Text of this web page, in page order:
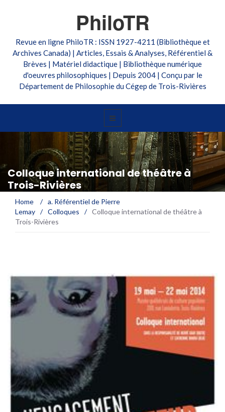
PhiloTR
Revue en ligne PhiloTR : ISSN 1927-4211 (Bibliothèque et
Archives Canada) | Articles, Essais & Analyses, Référentiel &
Brèves | Matériel didactique | Bibliothèque numérique
d'oeuvres philosophiques | Depuis 2004 | Conçu par le
Département de Philosophie du Cégep de Trois-Rivières
Colloque international de théâtre à
Trois-Rivières
Home / a. Référentiel de Pierre
Lemay / Colloques / Colloque international de théâtre à
Trois-Rivières